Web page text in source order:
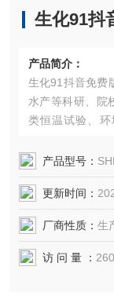
生化91抖
产品简介：
生化91抖音免费
水产等科研、院
类恒温试验、环
产品型号：
更新时间：
厂商性质： 生
访 问 量 ：